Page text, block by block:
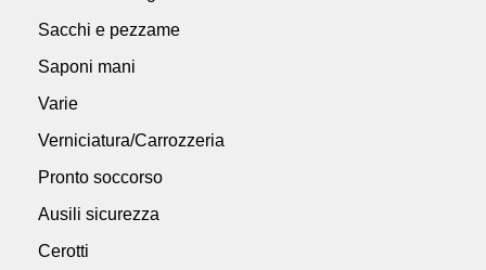
Sacchi e pezzame
Saponi mani
Varie
Verniciatura/Carrozzeria
Pronto soccorso
Ausili sicurezza
Cerotti